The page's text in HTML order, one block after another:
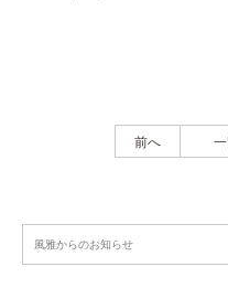
前へ
風雅からのお知らせ